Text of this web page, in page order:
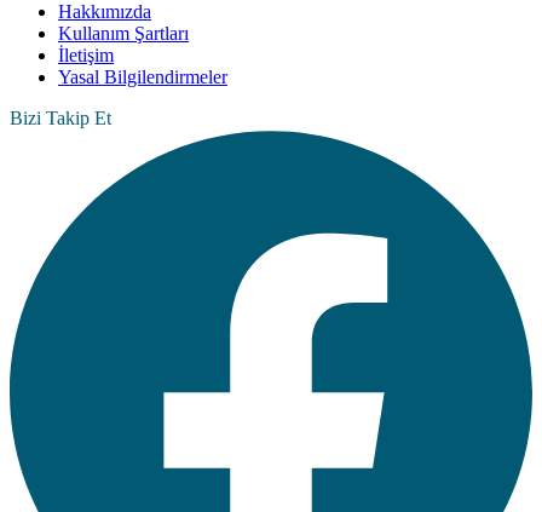
Hakkımızda
Kullanım Şartları
İletişim
Yasal Bilgilendirmeler
Bizi Takip Et